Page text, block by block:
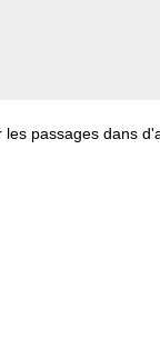
les passages dans